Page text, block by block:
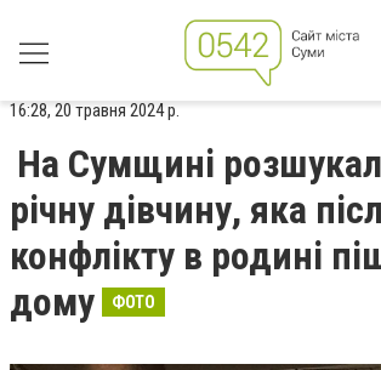
16:28, 20 травня 2024 р.
На Сумщині
річну дівчину, яка
конфлікту в родині
дому
ФОТО